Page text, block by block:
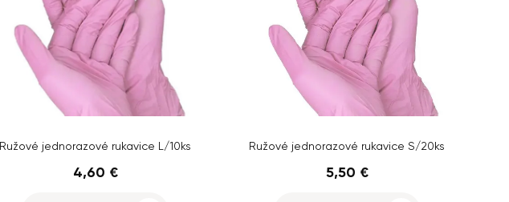
Ružové jednorazové rukavice L/10ks
4,60 €
Ružové jednorazové rukavice S/20ks
5,50 €